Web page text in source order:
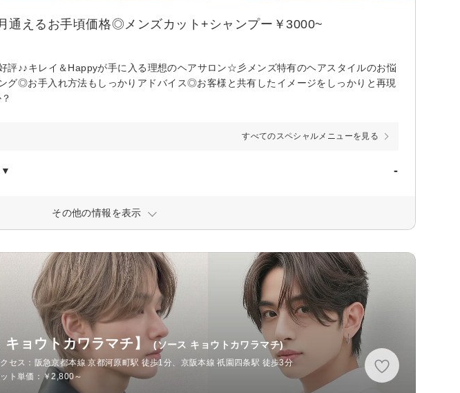
通えるお手頃価格◎メンズカット+シャンプー￥3000~
評♪♪キレイ＆Happyが手に入る理想のヘアサロン☆彡メンズ特有のヘアスタイルのお悩
グ◎お手入れ方法もしっかりアドバイス◎お客様と共有したイメージをしっかりと再現
すべてのスペシャルメニューを見る
-
その他の情報を表示
ョウトカワラマチ】 (ソース キョウトカワラマチ)
セス：阪急京都本線 京都河原町駅 徒歩1分、京阪本線 祇園四条駅 徒歩3分
ト単価： ￥2,800～